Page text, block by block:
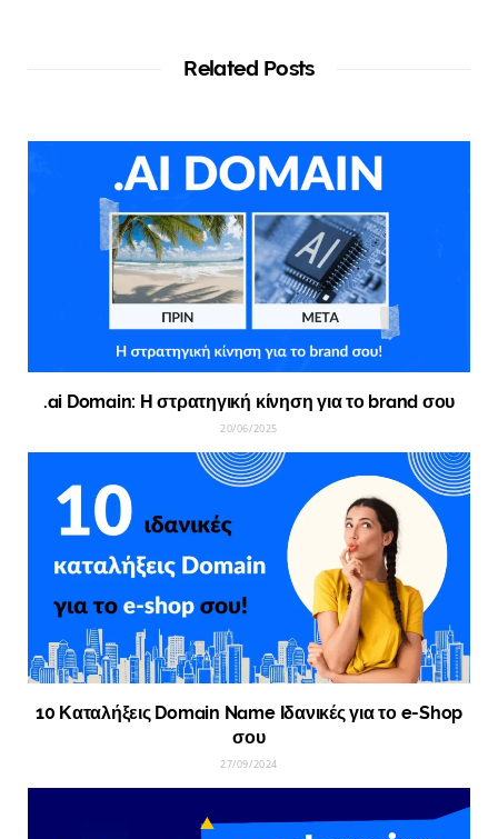
Related Posts
.ai Domain: Η στρατηγική κίνηση για το brand σου
20/06/2025
10 Καταλήξεις Domain Name Ιδανικές για το e-Shop
σου
27/09/2024